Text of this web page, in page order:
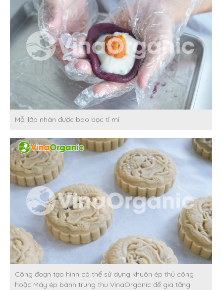
Mỗi lớp nhân được bao bọc tỉ mỉ
Công đoạn tạo hình có thể sử dụng khuôn ép thủ công
hoặc Máy ép bánh trung thu VinaOrganic để gia tăng